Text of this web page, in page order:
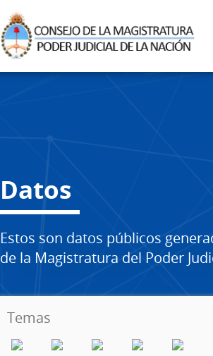
Datos
Estos son datos públicos
de la Magistratura del Poder
Temas